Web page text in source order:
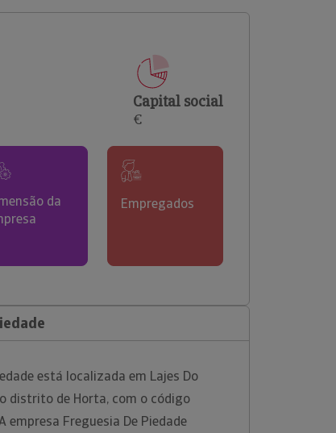
comerciais e analisar o risco de incumprimento dos
Capital social
€
da
Empregados
está localizada em Lajes Do
distrito de Horta, com o código
empresa Freguesia De Piedade